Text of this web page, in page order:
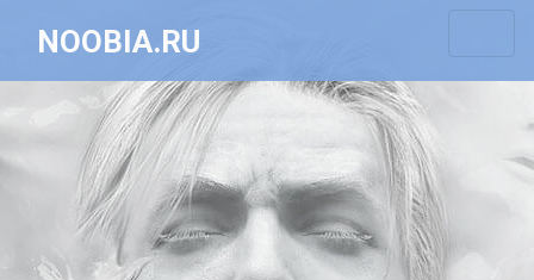
NOOBIA.RU